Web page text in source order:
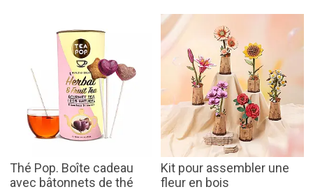
Thé Pop. Boîte cadeau
avec bâtonnets de thé
Kit pour assembler une
fleur en bois